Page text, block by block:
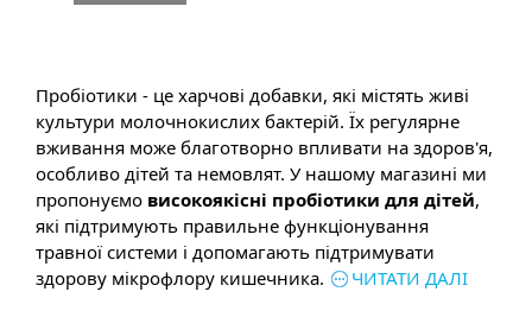
Пробіотики - це харчові добавки, які містять живі
культури молочнокислих бактерій. Їх регулярне
вживання може благотворно впливати на здоров'я,
особливо дітей та немовлят. У нашому магазині ми
пропонуємо високоякісні пробіотики для дітей,
які підтримують правильне функціонування
травної системи і допомагають підтримувати
здорову мікрофлору кишечника.
ЧИТАТИ ДАЛІ